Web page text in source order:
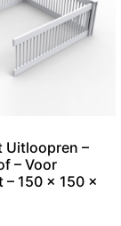
Uitloopren –
– Voor
– 150 x 150 x